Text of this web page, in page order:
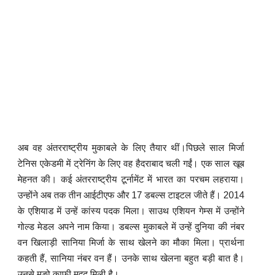
अब वह अंतरराष्ट्रीय मुकाबले के लिए तैयार थीं।पिछले साल मिर्जा
टेनिस एकेडमी में ट्रेनिंग के लिए वह हैदराबाद चली गईं। एक साल खूब
मेहनत की। कई अंतरराष्ट्रीय टूर्नामेंट में भारत का परचम लहराया।
उन्होंने अब तक तीन आईटीएफ और 17 डबल्स टाइटल जीते हैं। 2014
के एशियाड में उन्हें कांस्य पदक मिला। साउथ एशियन गेम्स में उन्होंने
गोल्ड मेडल अपने नाम किया। डबल्स मुकाबले में उन्हें दुनिया की नंबर
वन खिलाड़ी सानिया मिर्जा के साथ खेलने का मौका मिला। प्रार्थना
कहती हैं, सानिया नंबर वन हैं। उनके साथ खेलना बहुत बड़ी बात है।